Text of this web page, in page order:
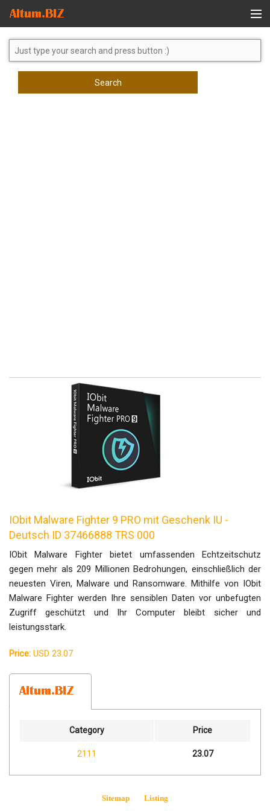
Global Search
Search
IObit Malware Fighter 9 PRO mit Geschenk IU -
Deutsch ID 37466888 TRS 000
IObit Malware Fighter bietet umfassenden Echtzeitschutz
gegen mehr als 209 Millionen Bedrohungen, einschließlich der
neuesten Viren, Malware und Ransomware. Mithilfe von IObit
Malware Fighter werden Ihre sensiblen Daten vor unbefugten
Zugriff geschützt und Ihr Computer bleibt sicher und
leistungsstark.
Price: USD 23.07
Category Price
2111 23.07
Sitemap Listing